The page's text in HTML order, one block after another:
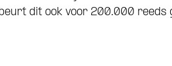
dit ook voor 200.000 reeds